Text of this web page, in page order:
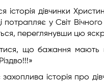
історія дівчинки
потрапляє у Світ
переглянувши цю
що бажання мають
історія про